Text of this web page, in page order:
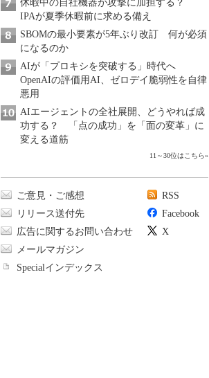
休暇中の自社機器が攻撃に加担する？
IPAが夏季休暇前に求める備え
SBOMの最小要素が5年ぶり改訂 何が必須
になるのか
AIが「プロキシを突破する」時代へ
OpenAIの評価用AI、ゼロデイ脆弱性を自律
悪用
AIエージェントの全社展開、どうやれば成
功する？ 「点の成功」を「面の変革」に
変える道筋
11～30位はこちら»
ご意見・ご感想
リリース送付先
広告に関するお問い合わせ
メールマガジン
Specialインデックス
RSS
Facebook
X